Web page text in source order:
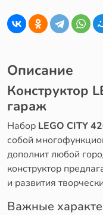
Описание
Конструктор
гараж
Набор LEGO CITY
собой
дополнит любой
конструктор
и развития
Важные